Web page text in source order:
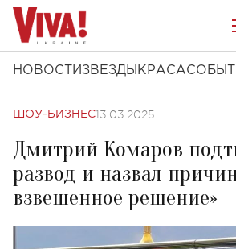
НОВОСТИ ЗВЕЗДЫ КРАСА
ШОУ-БИЗНЕС13.03.2025
Дмитрий Комаров
развод и назвал
взвешенное решение»